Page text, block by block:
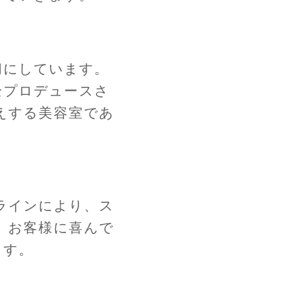
しています。
ロデュースさ
する美容室であ
インにより、ス
お客様に喜んで
。